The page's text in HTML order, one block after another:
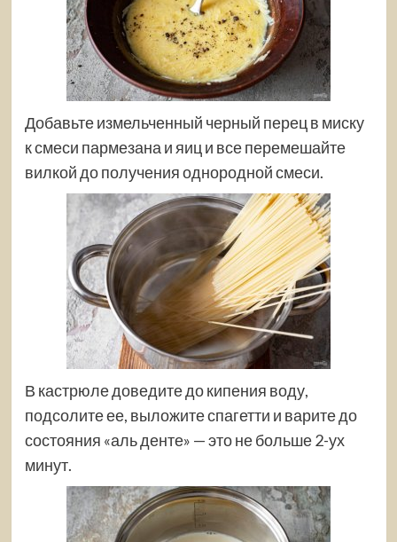
Добавьте измельченный черный перец в миску
к смеси пармезана и яиц и все перемешайте
вилкой до получения однородной смеси.
В кастрюле доведите до кипения воду,
подсолите ее, выложите спагетти и варите до
состояния «аль денте» — это не больше 2-ух
минут.